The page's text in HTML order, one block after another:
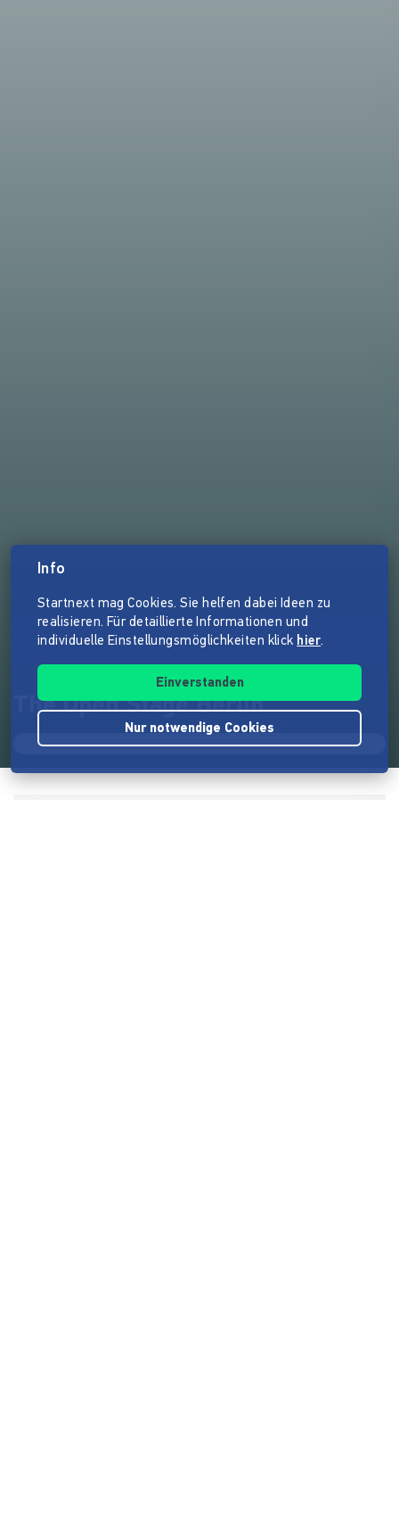
The Open Stage Berlin
Info
Startnext mag Cookies. Sie helfen dabei Ideen zu
realisieren. Für detaillierte Informationen und
individuelle Einstellungsmöglichkeiten klick hier.
Einverstanden
Nur notwendige Cookies